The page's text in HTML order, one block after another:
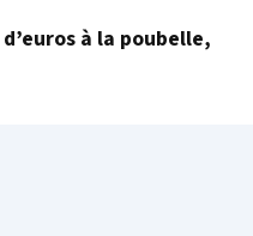
à la poubelle,